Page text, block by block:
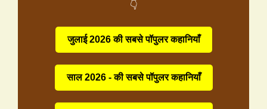
👇
जुलाई 2026 की सबसे पॉपुलर कहानियाँ
साल 2026 - की सबसे पॉपुलर कहानियाँ